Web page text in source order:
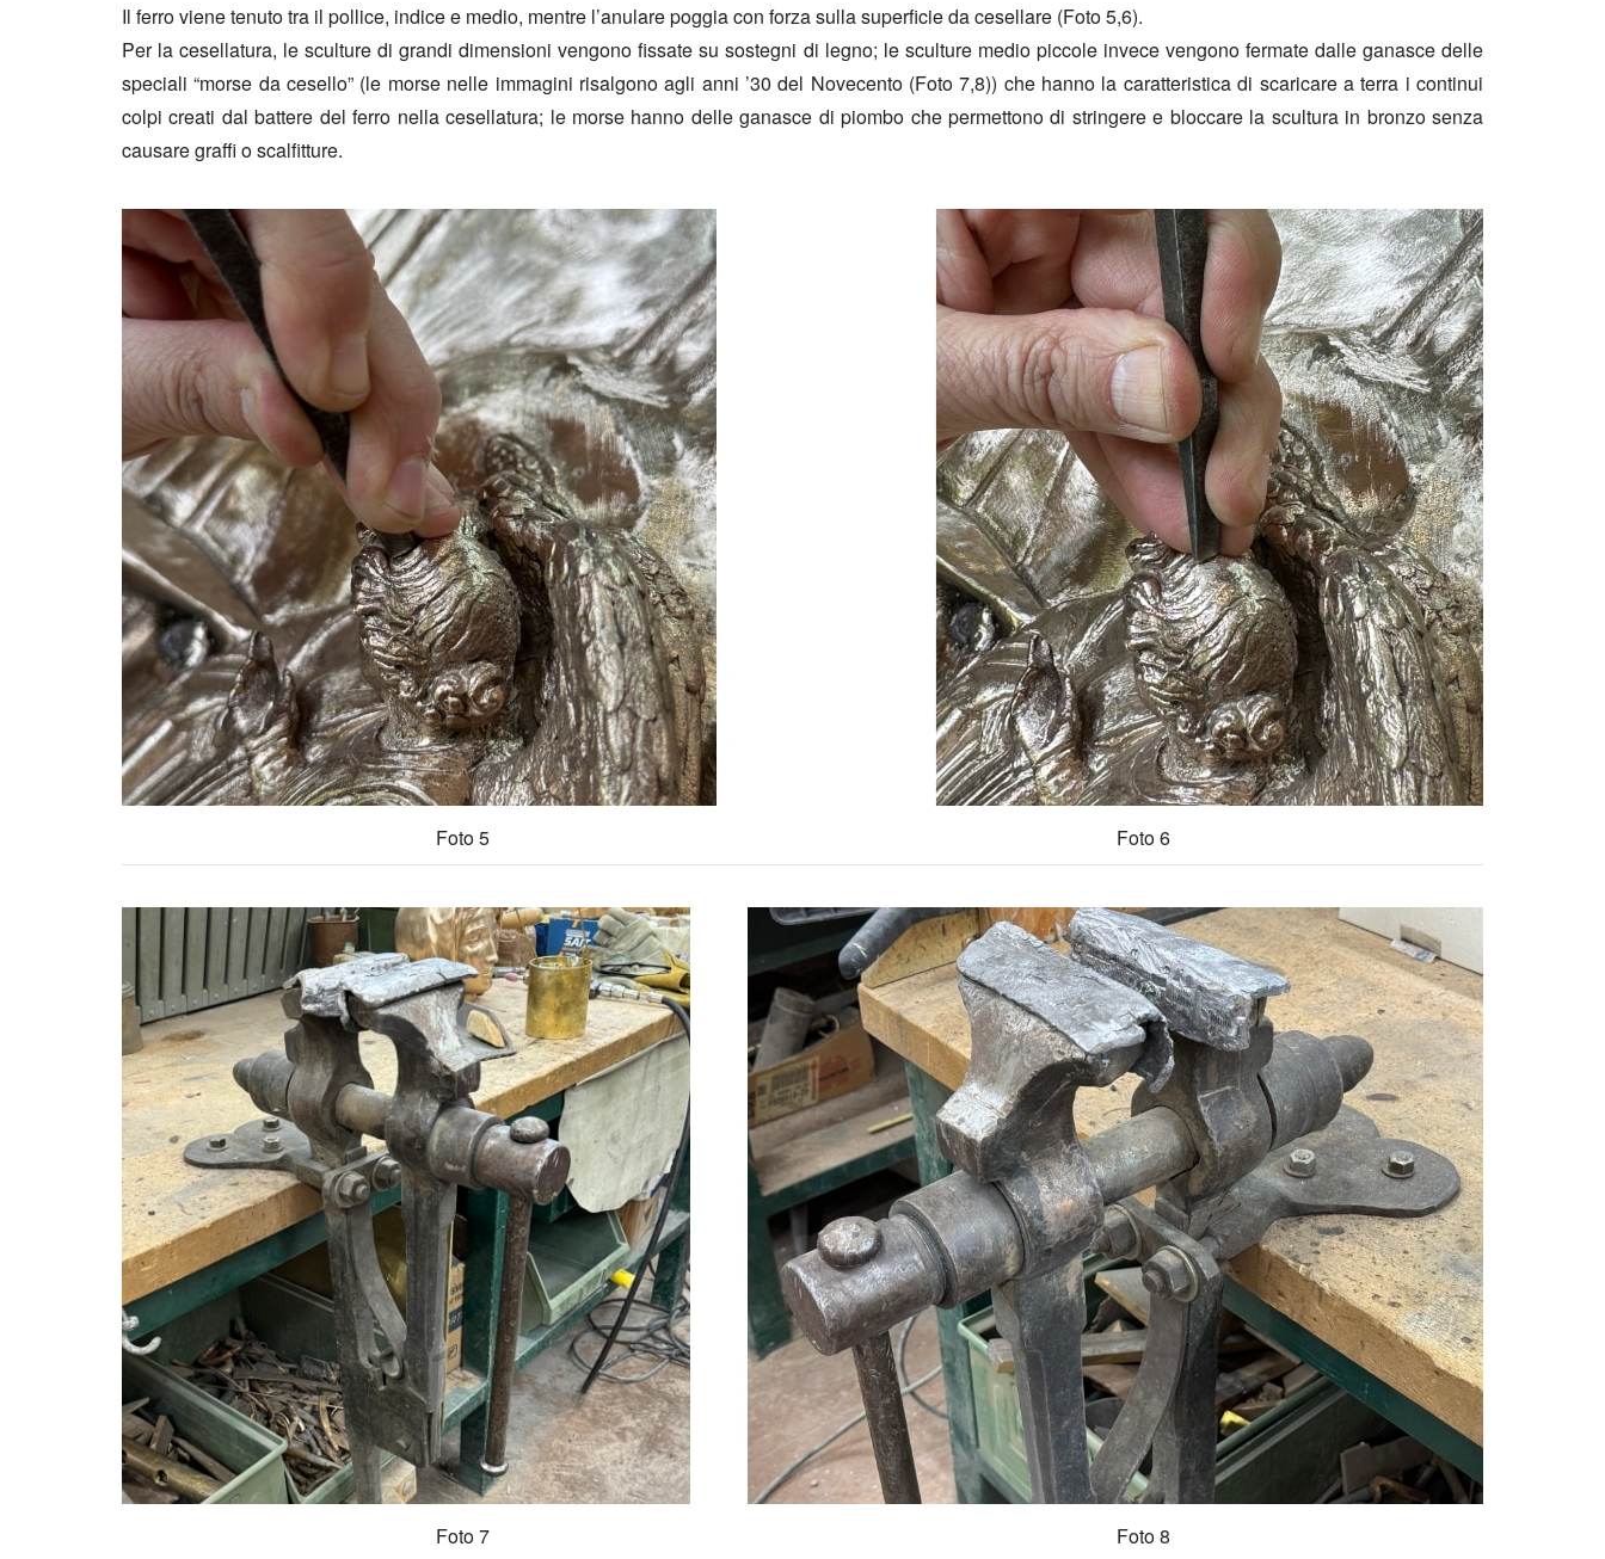
Il ferro viene tenuto tra il pollice, indice e medio, mentre l’anulare poggia con forza sulla superficie da cesellare (Foto 5,6).
Per la cesellatura, le sculture di grandi dimensioni vengono fissate su sostegni di legno; le sculture medio piccole invece vengono fermate dalle ganasce delle
speciali “morse da cesello” (le morse nelle immagini risalgono agli anni ’30 del Novecento (Foto 7,8)) che hanno la caratteristica di scaricare a terra i continui
colpi creati dal battere del ferro nella cesellatura; le morse hanno delle ganasce di piombo che permettono di stringere e bloccare la scultura in bronzo senza
causare graffi o scalfitture.
Foto 5 Foto 6
Foto 7 Foto 8